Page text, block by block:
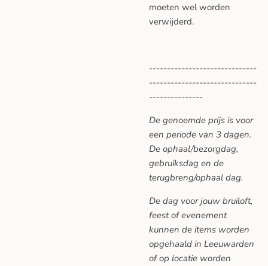
moeten wel worden
verwijderd.
------------------------------
------------------------------
---------------
De genoemde prijs is voor
een periode van 3 dagen.
De ophaal/bezorgdag,
gebruiksdag en de
terugbreng/ophaal dag.
De dag voor jouw bruiloft,
feest of evenement
kunnen de items worden
opgehaald in Leeuwarden
of op locatie worden